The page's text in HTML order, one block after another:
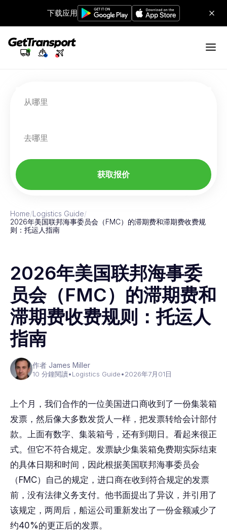
下载应用
从哪里
去哪里
获取报价
Home/Logistics Guide/
2026年美国联邦海事委员会（FMC）的滞期费和滞期费收费规
则：托运人指南
2026年美国联邦海事委
员会（FMC）的滞期费和
滞期费收费规则：托运人
指南
作者 James Miller
10 分鐘閱讀•Logistics Guide•2026年7月01日
上个月，我们合作的一位美国进口商收到了一份集装箱
发票，然后像大多数发货人一样，把发票转给会计部付
款。上面有数字、集装箱号，还有到期日。看起来很正
式。但它不符合规定。发票缺少集装箱免费期实际结束
的具体日期和时间，因此根据美国联邦海事委员会
（FMC）自己的规定，进口商在收到符合规定的发票
前，没有法律义务支付。他书面提出了异议，并引用了
该规定，两周后，船运公司重新发出了一份金额减少了
约40%的更正后的发票。